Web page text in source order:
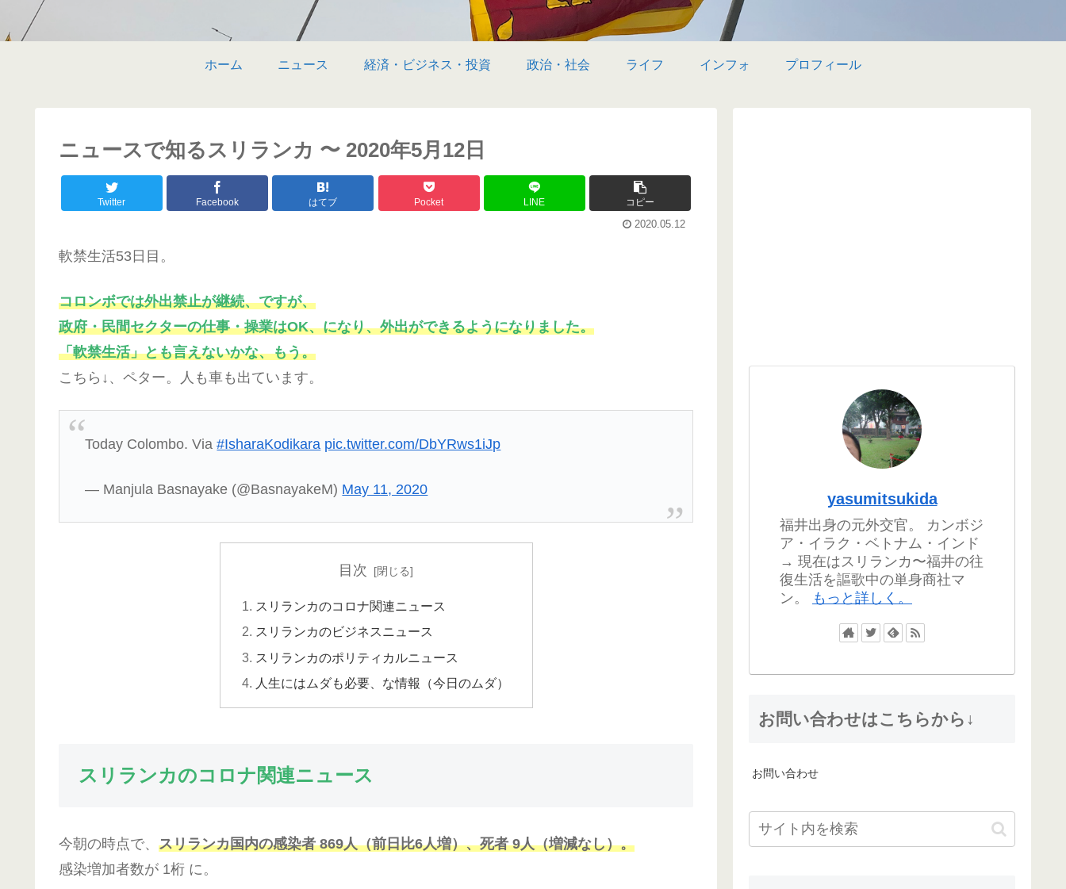
ホーム ニュース 経済・ビジネス・投資 政治・社会 ライフ インフォ プロフィール
ニュースで知るスリランカ 〜 2020年5月12日
Twitter Facebook はてブ Pocket LINE コピー
2020.05.12
軟禁生活53日目。
コロンボでは外出禁止が継続、ですが、
政府・民間セクターの仕事・操業はOK、になり、外出ができるようになりました。
「軟禁生活」とも言えないかな、もう。
こちら↓、ペター。人も車も出ています。
Today Colombo. Via#IsharaKodikara pic.twitter.com/DbYRws1iJp
— Manjula Basnayake (@BasnayakeM) May 11, 2020
目次
スリランカのコロナ関連ニュース
スリランカのビジネスニュース
スリランカのポリティカルニュース
人生にはムダも必要、な情報（今日のムダ）
スリランカのコロナ関連ニュース
今朝の時点で、 スリランカ国内の感染者 869人（前日比6人増）、死者 9人（増減なし）。
感染増加者数が 1桁 に。
yasumitsukida
福井出身の元外交官。 カンボジ
ア・イラク・ベトナム・インド
→ 現在はスリランカ〜福井の往
復生活を謳歌中の単身商社マ
ン。
もっと詳しく。
お問い合わせはこちらから↓
お問い合わせ